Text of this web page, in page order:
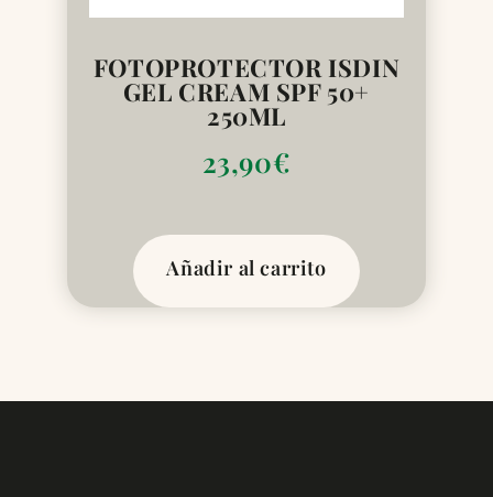
FOTOPROTECTOR ISDIN
GEL CREAM SPF 50+
250ML
23,90€
Añadir al carrito